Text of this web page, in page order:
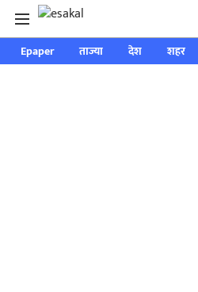
Epaper ताज्या देश शहर